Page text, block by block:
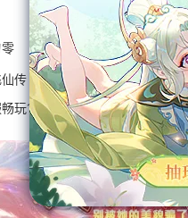
:时空
快马江湖
一盏秋声：锦衣卫
传 0氪爽玩999999
玩1年 鬼道士无敌版